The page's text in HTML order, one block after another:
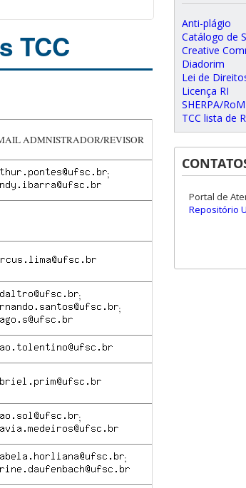
TCC
ADMNISTRADOR/REVISOR
;
;
;
;
;
Anti-plágio
Catálogo de
Creative
Diadorim
Lei de
Licença RI
SHERPA/
TCC lista de
Portal de
Repositório